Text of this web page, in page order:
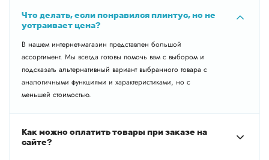
Что делать, если понравился плинтус, но не
устраивает цена?
В нашем интернет-магазин представлен большой
ассортимент. Мы всегда готовы помочь вам с выбором и
подсказать альтернативный вариант выбранного товара с
аналогичными функциями и характеристиками, но с
меньшей стоимостью.
Как можно оплатить товары при заказе на
сайте?